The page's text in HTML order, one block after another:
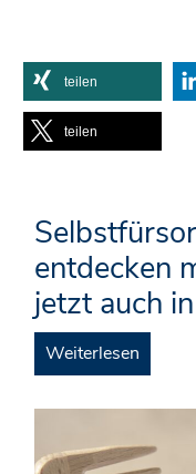
teilen
teilen
entdecken
jetzt auch
Weiterlesen